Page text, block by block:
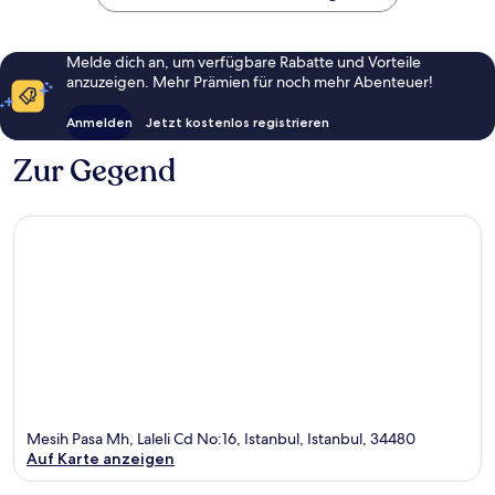
Melde dich an, um verfügbare Rabatte und Vorteile
anzuzeigen. Mehr Prämien für noch mehr Abenteuer!
Anmelden Jetzt kostenlos registrieren
Zur Gegend
Mesih Pasa Mh, Laleli Cd No:16, Istanbul, Istanbul, 34480
Auf Karte anzeigen